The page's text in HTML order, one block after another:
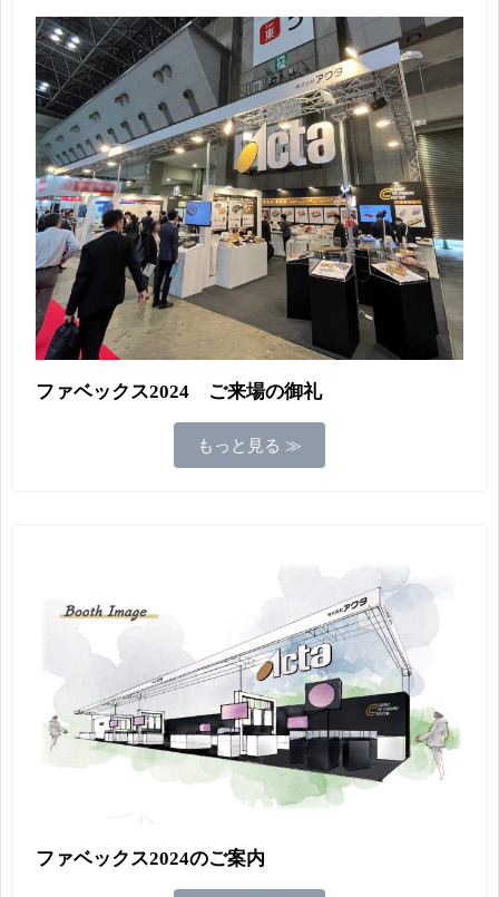
ファベックス2024 ご来場の御礼
もっと見る ≫
ファベックス2024のご案内